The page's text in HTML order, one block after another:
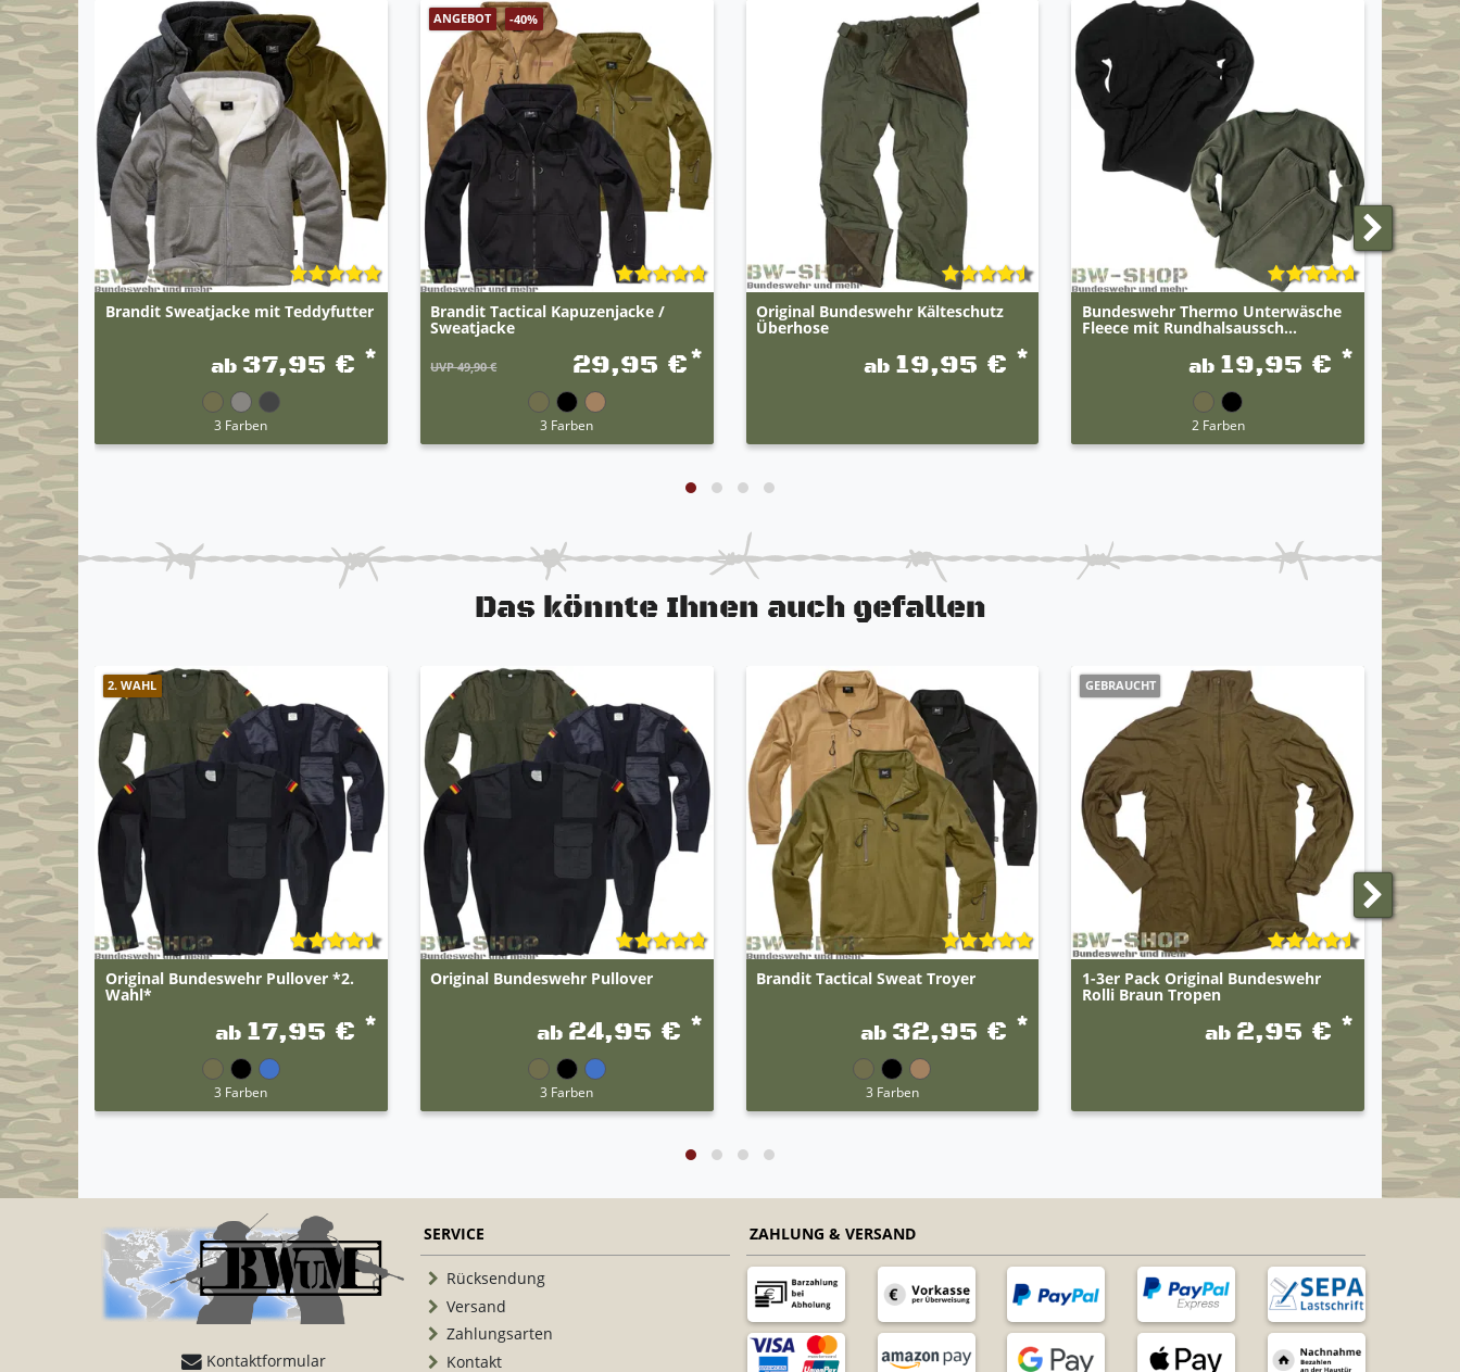
Brandit Sweatjacke mit Teddyfutter
ab 37,95 € *
3 Farben
ANGEBOT -40%
Brandit Tactical Kapuzenjacke /
Sweatjacke
UVP 49,90 € 29,95 €*
3 Farben
Original Bundeswehr Kälteschutz
Überhose
ab 19,95 € *
Bundeswehr Thermo Unterwäsche
Fleece mit Rundhalsaussch...
ab 19,95 € *
2 Farben
Militär
Das könnte Ihnen auch gefallen
2. WAHL
Original Bundeswehr Pullover *2.
Wahl*
ab 17,95 € *
3 Farben
Original Bundeswehr Pullover
ab 24,95 € *
3 Farben
Brandit Tactical Sweat Troyer
ab 32,95 € *
3 Farben
GEBRAUCHT
1-3er Pack Original Bundeswehr
Rolli Braun Tropen
ab 2,95 € *
Kontaktformular
SERVICE
Rücksendung
Versand
Zahlungsarten
Kontakt
ZAHLUNG & VERSAND